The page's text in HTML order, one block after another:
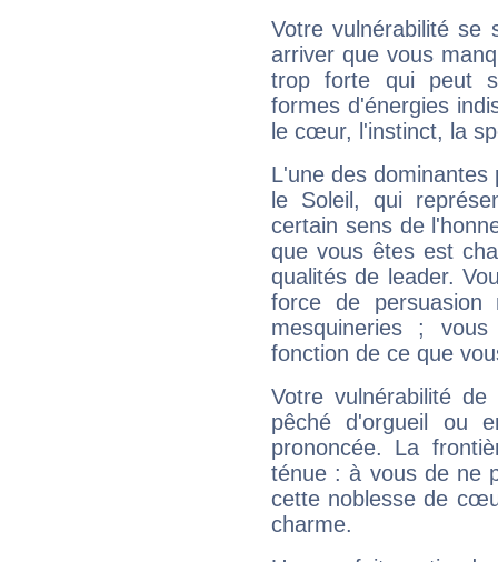
Votre vulnérabilité se
arriver que vous
trop forte qui peut
formes d'énergies
le cœur, l'instinct, la
L'une des
le Soleil, qui
certain sens de
que vous êtes est
qualités de leader.
force de
mesquineries ;
fonction de ce que
Votre vulnérabilité
pêché d'orgueil ou
prononcée. La
ténue : à vous de ne
cette noblesse de
charme.